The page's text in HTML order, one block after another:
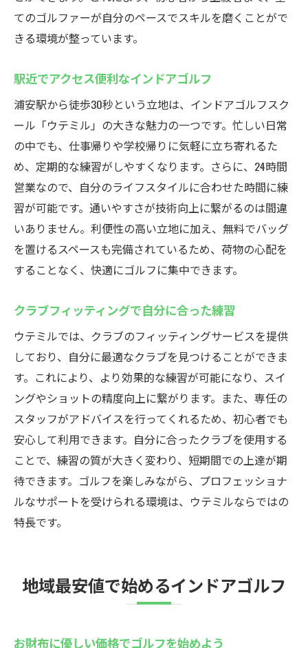
最新設備を活用した練習環境
技術向上をサポートする最新機器
最先端の技術でゴルフを学ぶ
てのゴルファーが自分のペースでスキルを磨くことがで
きる環境が整っています。
駅近でアクセス便利なインドアゴルフ
浦安駅から徒歩30秒という立地は、インドアゴルフスク
ール「ウテミル」の大きな魅力の一つです。忙しい日常
の中でも、仕事帰りや学校帰りに気軽に立ち寄れるた
め、定期的な練習がしやすくなります。さらに、24時間
営業なので、自分のライフスタイルに合わせた時間に練
習が可能です。通いやすさが技術向上に繋がるのは間違
いありません。利便性の高い立地に加え、無料でバッグ
を置けるスペースも完備されているため、荷物の心配を
することなく、快適にゴルフに集中できます。
クラブフィッティングで自分に合った練習
ウテミルでは、クラブのフィッティングサービスを提供
しており、自分に最適なクラブを見つけることができま
す。これにより、より効果的な練習が可能になり、スイ
ングやショットの精度向上に繋がります。また、専任の
スタッフがアドバイスを行ってくれるため、初心者でも
安心して利用できます。自分に合ったクラブを使用する
ことで、練習の質が大きく変わり、短期間での上達が期
待できます。ゴルフを楽しみながら、プロフェッショナ
ルなサポートを受けられる環境は、ウテミルならではの
特長です。
地域最安値で始めるインドアゴルフ
お財布に優しい価格でゴルフを始めよう